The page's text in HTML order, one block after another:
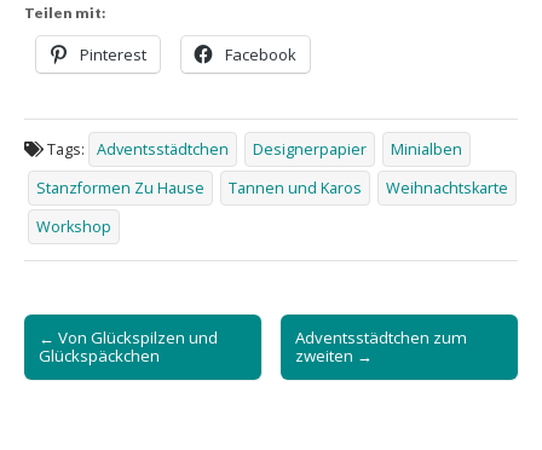
Teilen mit:
Pinterest Facebook
Tags: Adventsstädtchen Designerpapier
Minialben
Stanzformen Zu Hause
Tannen und Karos
Weihnachtskarte
Workshop
Post
navigation
← Von Glückspilzen und
Glückspäckchen
Adventsstädtchen zum
zweiten →